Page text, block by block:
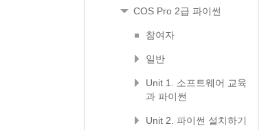
COS Pro 2급 파이썬
참여자
일반
Unit 1. 소프트웨어 교육
과 파이썬
Unit 2. 파이썬 설치하기